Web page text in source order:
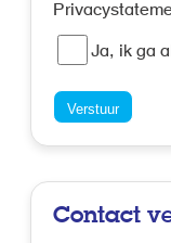
Ja, ik ga
Contact